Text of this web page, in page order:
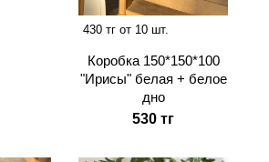
430 тг от 10 шт.
Коробка 150*150*100
"Ирисы" белая + белое
дно
530 тг